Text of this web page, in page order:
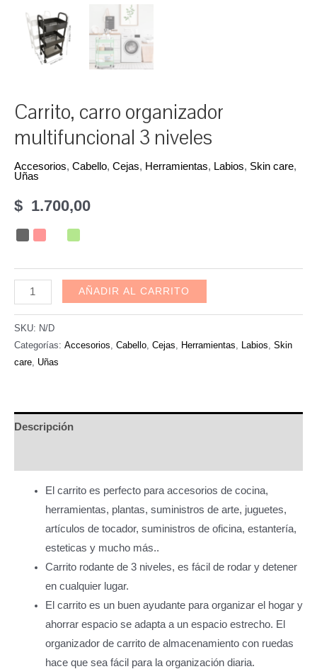
Carrito, carro organizador
multifuncional 3 niveles
Accesorios, Cabello, Cejas, Herramientas, Labios, Skin care,
Uñas
$ 1.700,00
Carrito,
carro
organizador
multifuncional
3
AÑADIR AL CARRITO
SKU: N/D
Categorías: Accesorios Cabello Cejas Herramientas Labios Skin
care Uñas
Descripción
El carrito es perfecto para accesorios de cocina,
herramientas, plantas, suministros de arte, juguetes,
artículos de tocador, suministros de oficina, estantería,
esteticas y mucho más..
Carrito rodante de 3 niveles, es fácil de rodar y detener
en cualquier lugar.
El carrito es un buen ayudante para organizar el hogar y
ahorrar espacio se adapta a un espacio estrecho. El
organizador de carrito de almacenamiento con ruedas
hace que sea fácil para la organización diaria.